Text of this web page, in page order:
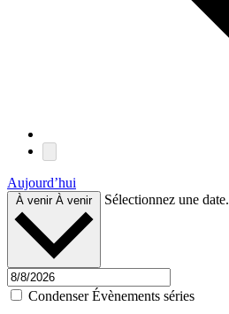
Aujourd’hui
À venir À venir Sélectionnez une date.
Condenser Évènements séries